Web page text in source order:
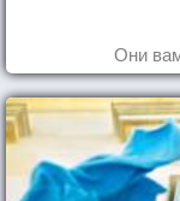
Они